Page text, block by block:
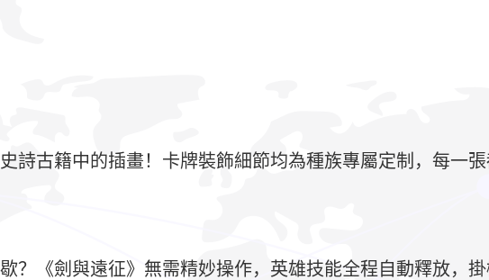
詩古籍中的插畫！卡牌裝飾細節均為種族專屬定制，每一張
？《劍與遠征》無需精妙操作，英雄技能全程自動釋放，